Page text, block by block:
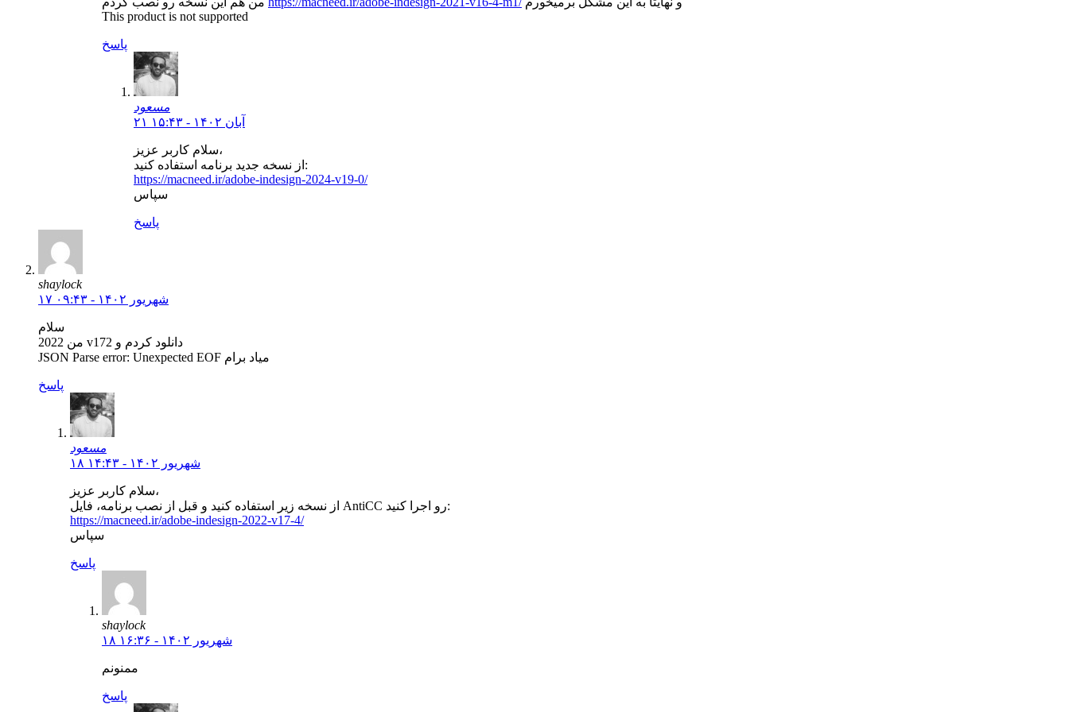
This product is not supported
پاسخ
مسعود
۲۱ آبان ۱۴۰۲ - ۱۵:۴۳
سلام کاربر عزیز،
از نسخه جدید برنامه استفاده کنید:
https://macneed.ir/adobe-indesign-2024-v19-0/
سپاس
پاسخ
shaylock
۱۷ شهریور ۱۴۰۲ - ۰۹:۴۳
سلام
من 2022 v172 دانلود کردم و
JSON Parse error: Unexpected EOF میاد برام
پاسخ
مسعود
۱۸ شهریور ۱۴۰۲ - ۱۴:۴۳
سلام کاربر عزیز،
از نسخه زیر استفاده کنید و قبل از نصب برنامه، فایل AntiCC رو اجرا کنید:
https://macneed.ir/adobe-indesign-2022-v17-4/
سپاس
پاسخ
shaylock
۱۸ شهریور ۱۴۰۲ - ۱۶:۳۶
ممنونم
پاسخ